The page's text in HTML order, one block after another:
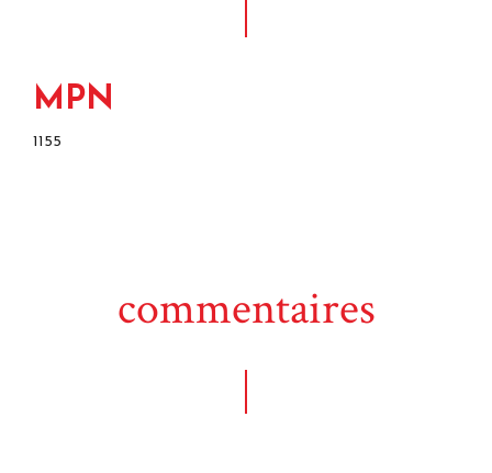
MPN
1155
commentaires